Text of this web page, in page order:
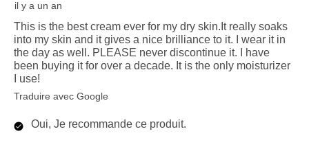
il y a un an
This is the best cream ever for my dry skin.It really soaks
into my skin and it gives a nice brilliance to it. I wear it in
the day as well. PLEASE never discontinue it. I have
been buying it for over a decade. It is the only moisturizer
I use!
Traduire avec Google
Oui, Je recommande ce produit.